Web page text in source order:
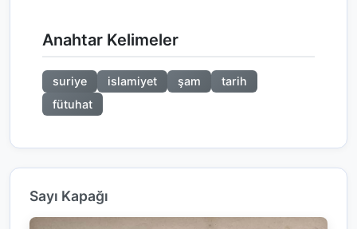
Anahtar Kelimeler
suriye islamiyet şam
tarih
fütuhat
Sayı Kapağı